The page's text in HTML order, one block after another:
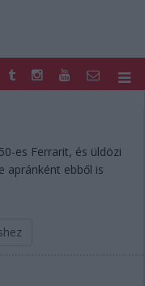
es Ferrarit, és üldözi
apránként ebből is